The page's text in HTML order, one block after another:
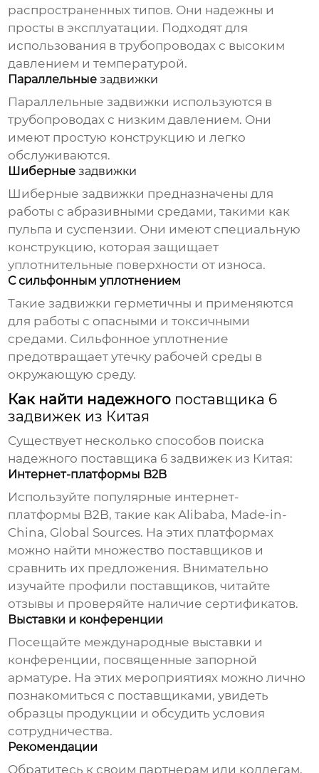
распространенных типов. Они надежны и
просты в эксплуатации. Подходят для
использования в трубопроводах с высоким
давлением и температурой.
Параллельныезадвижки
Параллельныезадвижки используются в
трубопроводах с низким давлением. Они
имеют простую конструкцию и легко
обслуживаются.
Шиберныезадвижки
Шиберныезадвижки предназначены для
работы с абразивными средами, такими как
пульпа и суспензии. Они имеют специальную
конструкцию, которая защищает
уплотнительные поверхности от износа.
С сильфонным уплотнением
Такиезадвижки герметичны и применяются
для работы с опасными и токсичными
средами. Сильфонное уплотнение
предотвращает утечку рабочей среды в
окружающую среду.
Как найти надежного поставщика 6
задвижек из Китая
Существует несколько способов поиска
надежного поставщика 6 задвижек из Китая:
Интернет-платформы B2B
Используйте популярные интернет-
платформы B2B, такие как Alibaba, Made-in-
China, Global Sources. На этих платформах
можно найти множество поставщиков и
сравнить их предложения. Внимательно
изучайте профили поставщиков, читайте
отзывы и проверяйте наличие сертификатов.
Выставки и конференции
Посещайте международные выставки и
конференции, посвященные запорной
арматуре. На этих мероприятиях можно лично
познакомиться с поставщиками, увидеть
образцы продукции и обсудить условия
сотрудничества.
Рекомендации
Обратитесь к своим партнерам или коллегам,